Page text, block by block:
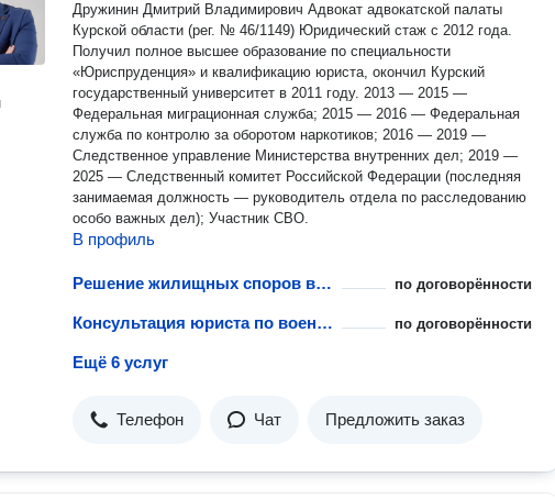
Дружинин Дмитрий Владимирович Адвокат адвокатской палаты
Курской области (рег. № 46/1149) Юридический стаж с 2012 года.
Получил полное высшее образование по специальности
«Юриспруденция» и квалификацию юриста, окончил Курский
государственный университет в 2011 году. 2013 — 2015 —
Федеральная миграционная служба; 2015 — 2016 — Федеральная
служба по контролю за оборотом наркотиков; 2016 — 2019 —
Следственное управление Министерства внутренних дел; 2019 —
2025 — Следственный комитет Российской Федерации (последняя
занимаемая должность — руководитель отдела по расследованию
особо важных дел); Участник СВО.
В профиль
Решение жилищных споров военнослужащих по договорённости
Консультация юриста по военному праву по договорённости
Ещё 6 услуг
Телефон Чат Предложить заказ